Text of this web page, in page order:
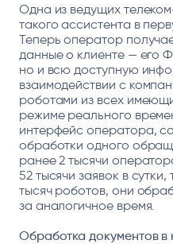
Одна из ведущих
такого ассистента в
Теперь оператор
данные о клиенте — его
но и всю доступную
взаимодействии с
роботами из всех
режиме реального
интерфейс оператора,
обработки одного
ранее 2 тысячи
52 тысячи заявок в
тысяч роботов, они
за аналогичное время.
Обработка документов